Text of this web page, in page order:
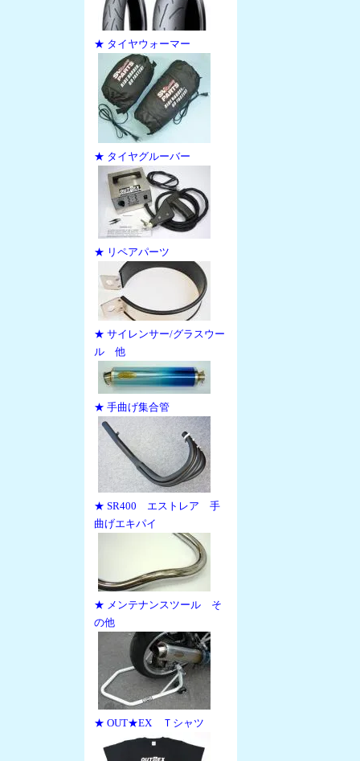
★ タイヤウォーマー
★ タイヤグルーバー
★ リペアパーツ
★ サイレンサー/グラスウー
ル 他
★ 手曲げ集合管
★ SR400 エストレア 手
曲げエキパイ
★ メンテナンスツール そ
の他
★ OUT★EX Ｔシャツ